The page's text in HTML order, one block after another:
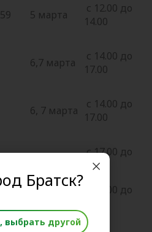
5 марта
с 12.00 до
14.00
6,7 марта
с 14.00 до
17.00
6, 7 марта
с 14.00 до
17.00
с 17.00 до
20.00
с 12.00 до
Братск?
выбрать другой